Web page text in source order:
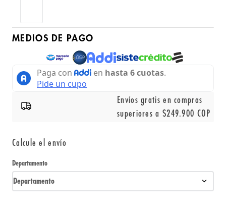
MEDIOS DE PAGO
Envíos gratis en compras
superiores a $249.900 COP
Calcule el envío
Departamento
Departamento